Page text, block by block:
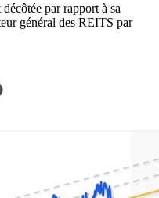
par rapport à sa
général des REITS par